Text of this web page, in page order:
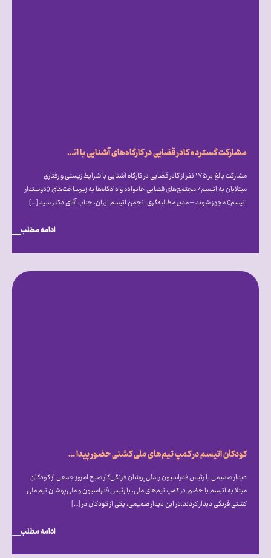
مشارکت گسترده کادر قضایی در کارگاه‌های آشنایی با اتیسم؛ فراخوان انجمن اتیسم برای ایجاد مجتمع‌های قضایی «دوستدار اتیسم»
مشارکت بالغ بر ۱۷۵ نفر از کادر قضایی در کارگاه آشنایی با شرایط زیستی و رفتاری
مبتلایان به اتیسم/ مجتمع‌های قضایی خانواده و دادگاه‌ها به زیرساخت‌های «دوستدار
اتیسم» مجهز شوند – مدیر مطالبه‌گری انجمن اتیسم ایران، جناب آقای دکتر سید […]
ادامه مطلب
کودکان اتیسم در کمپ تیم‌های ملی کشتی حضور پیدا کردند
دیدار صمیمی با رئیس فدراسیون و ملی‌پوشان فرنگی‌کار صبح امروز جمعی از کودکان
مبتلا به اتیسم با حضور در کمپ تیم‌های ملی، با رئیس فدراسیون و ملی‌پوشان تیم ملی
کشتی فرنگی دیدار کردند.در این دیدار صمیمی، یکی از کودکان در […]
ادامه مطلب